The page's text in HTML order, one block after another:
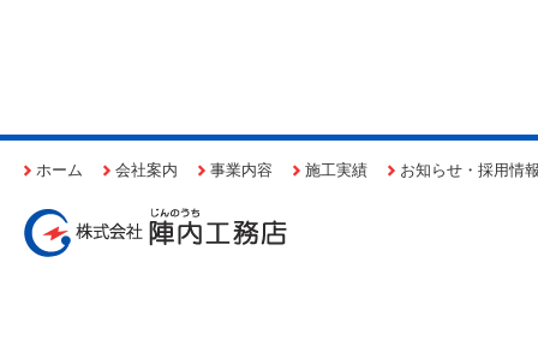
ホーム 会社案内 事業内容 施工実績 お知らせ・採用情